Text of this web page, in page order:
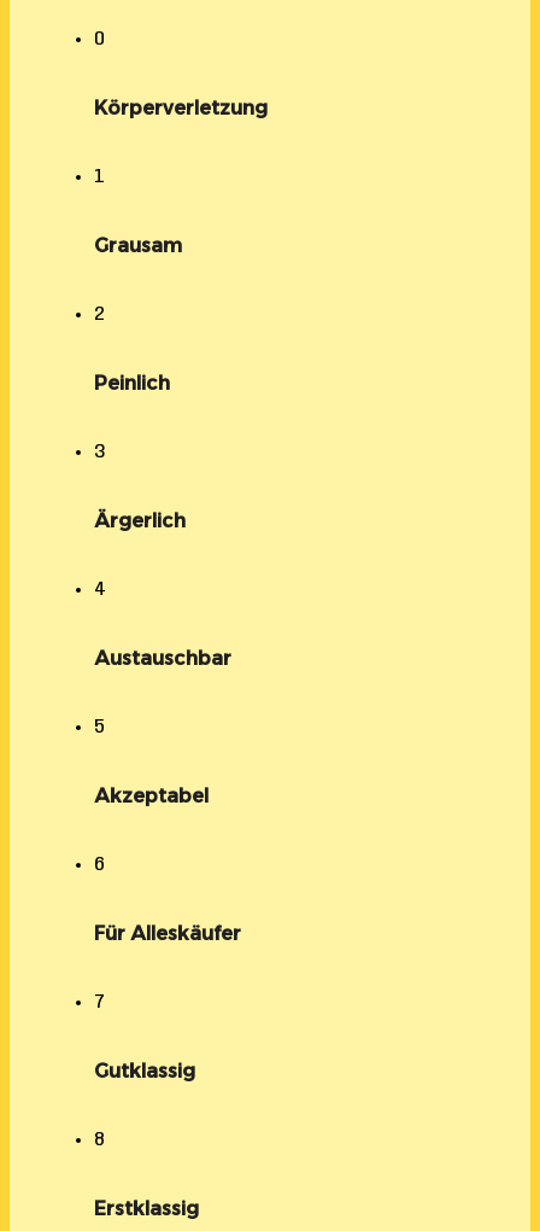
0
Körperverletzung
1
Grausam
2
Peinlich
3
Ärgerlich
4
Austauschbar
5
Akzeptabel
6
Für Alleskäufer
7
Gutklassig
8
Erstklassig